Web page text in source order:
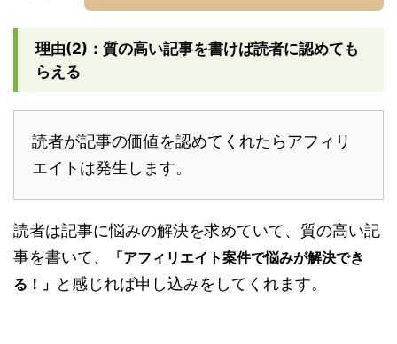
理由(2)：質の高い記事を書けば読者に認めても
らえる
読者が記事の価値を認めてくれたらアフィリ
エイトは発生します。
読者は記事に悩みの解決を求めていて、質の高い記
事を書いて、
「アフィリエイト案件で悩みが解決でき
る！」 と感じれば申し込みをしてくれます。